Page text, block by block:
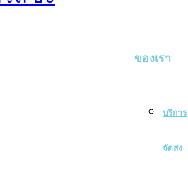
ของเรา
บริการ
จัดส่ง